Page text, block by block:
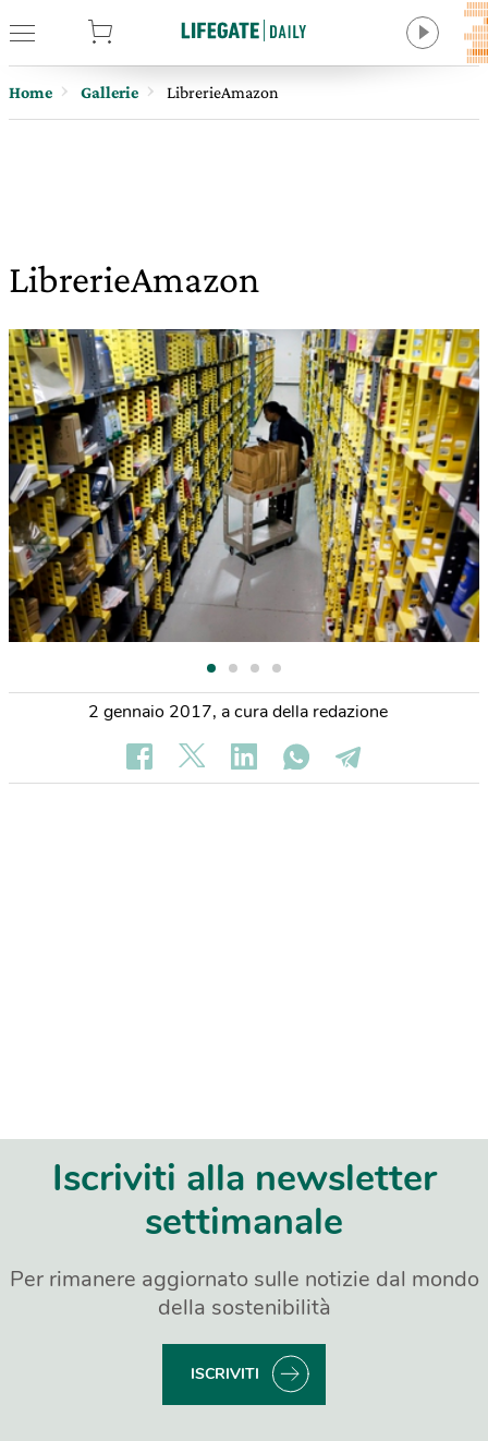
Home Gallerie LibrerieAmazon
LibrerieAmazon
2 gennaio 2017, a cura della redazione
Iscriviti alla newsletter
settimanale
Per rimanere aggiornato sulle notizie dal mondo
della sostenibilità
ISCRIVITI